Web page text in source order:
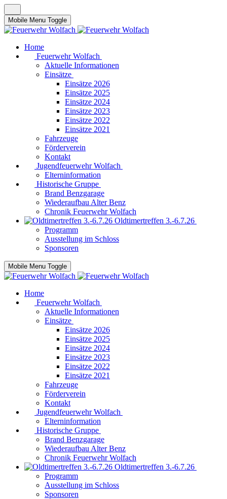
Mobile Menu Toggle
Home
Feuerwehr Wolfach
Aktuelle Informationen
Einsätze
Einsätze 2026
Einsätze 2025
Einsätze 2024
Einsätze 2023
Einsätze 2022
Einsätze 2021
Fahrzeuge
Förderverein
Kontakt
Jugendfeuerwehr Wolfach
Elterninformation
Historische Gruppe
Brand Benzgarage
Wiederaufbau Alter Benz
Chronik Feuerwehr Wolfach
Oldtimertreffen 3.-6.7.26
Programm
Ausstellung im Schloss
Sponsoren
Mobile Menu Toggle
Home
Feuerwehr Wolfach
Aktuelle Informationen
Einsätze
Einsätze 2026
Einsätze 2025
Einsätze 2024
Einsätze 2023
Einsätze 2022
Einsätze 2021
Fahrzeuge
Förderverein
Kontakt
Jugendfeuerwehr Wolfach
Elterninformation
Historische Gruppe
Brand Benzgarage
Wiederaufbau Alter Benz
Chronik Feuerwehr Wolfach
Oldtimertreffen 3.-6.7.26
Programm
Ausstellung im Schloss
Sponsoren